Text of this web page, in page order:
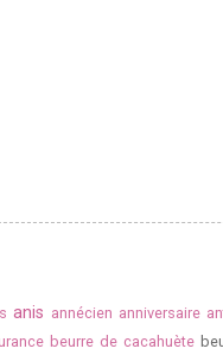
anis annécien anniversaire
beurre de cacahuète